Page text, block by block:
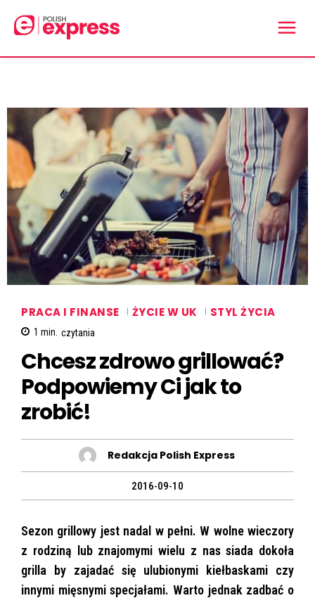
PRACA I FINANSE ŻYCIE W UK STYL ŻYCIA
1 min. czytania
Chcesz zdrowo grillować?
Podpowiemy Ci jak to
zrobić!
Redakcja Polish Express
2016-09-10
Sezon grillowy jest nadal w pełni. W wolne wieczory
z rodziną lub znajomymi wielu z nas siada dokoła
grilla by zajadać się ulubionymi kiełbaskami czy
innymi mięsnymi specjałami. Warto jednak zadbać o